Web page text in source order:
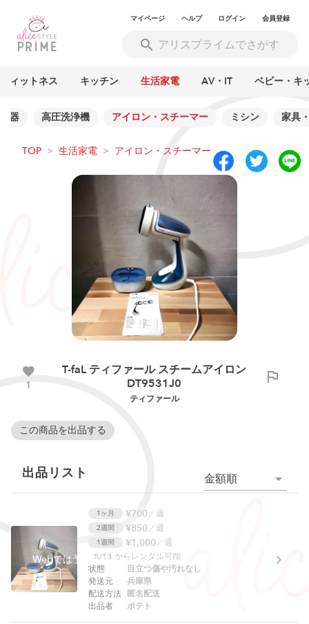
マイページ ヘルプ ログイン 会員登録
フィットネス キッチン 生活家電 AV・IT ベビー・キ
器 高圧洗浄機 アイロン・スチーマー ミシン 家具
TOP > 生活家電 > アイロン・スチーマー
1
T-faL ティファール スチームアイロン
DT9531J0
ティファール
この商品を出品する
出品リスト 金額順
Webでは予約できません。アプリをご利用ください。
1ヶ月 ¥700／週
2週間 ¥850／週
1週間 ¥1,000／週
8/13 からレンタル可能
状態
発送元
配送方法
出品者
目立つ傷や汚れなし
兵庫県
匿名配送
ポテト